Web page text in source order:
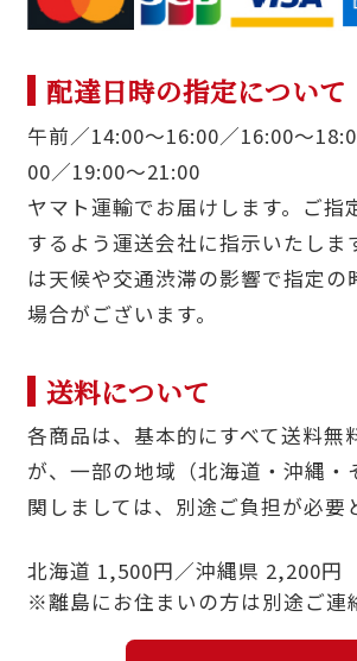
配達日時の指定について
午前／14:00〜16:00／16:00〜
00／19:00〜21:00
ヤマト運輸でお届けします。ご指
するよう運送会社に指示いたし
は天候や交通渋滞の影響で指定の
場合がございます。
送料について
各商品は、基本的にすべて送料無
が、一部の地域（北海道・沖縄・
関しましては、別途ご負担が必要
北海道 1,500円／沖縄県 2,200円
※離島にお住まいの方は別途ご連